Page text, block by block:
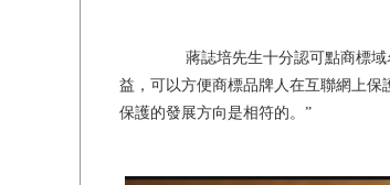
蔣誌培先生十分認可點商標域
益，可以方便商標品牌人在互聯網上
保護的發展方向是相符的。”